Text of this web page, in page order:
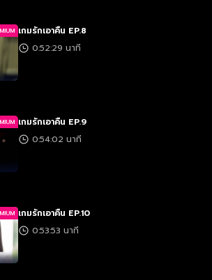
เกมรักเอาคืน EP.8
0:52:29 นาที
เกมรักเอาคืน EP.9
0:54:02 นาที
เกมรักเอาคืน EP.10
0:53:53 นาที